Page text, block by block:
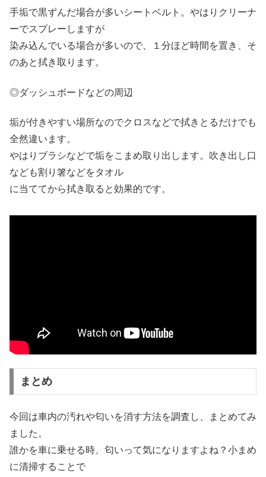
手垢で黒ずんだ場合が多いシートベルト。やはりクリーナ
ーでスプレーしますが
染み込んでいる場合が多いので、１分ほど時間を置き、そ
のあと拭き取ります。
◎ダッシュボードなどの周辺
垢が付きやすい場所なのでクロスなどで拭きとるだけでも
全然違います。
やはりブラシなどで垢をこまめ取り出します。吹き出し口
なども割り箸などをタオル
に当ててから拭き取ると効果的です。
まとめ
今回は車内の汚れや匂いを消す方法を調査し、まとめてみ
ました。
誰かを車に乗せる時、匂いって気になりますよね？小まめ
に清掃することで